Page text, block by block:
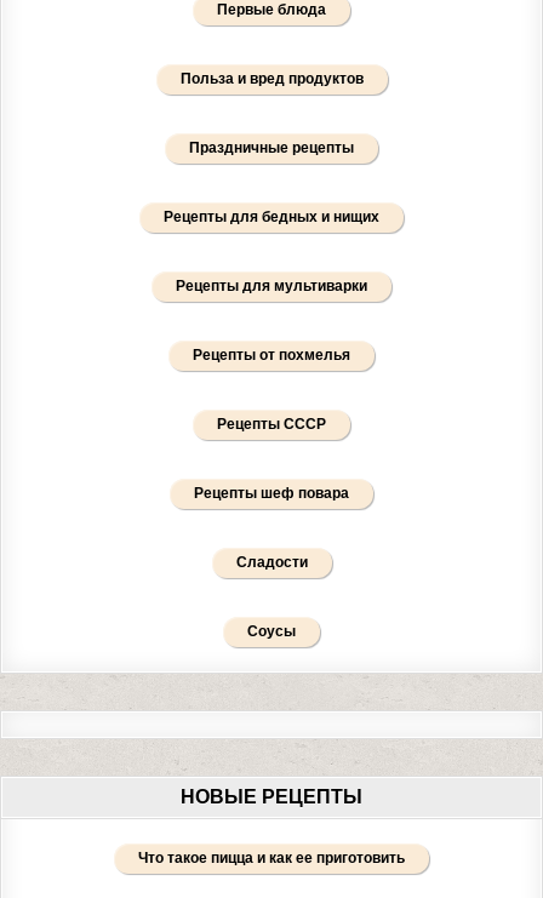
Первые блюда
Польза и вред продуктов
Праздничные рецепты
Рецепты для бедных и нищих
Рецепты для мультиварки
Рецепты от похмелья
Рецепты СССР
Рецепты шеф повара
Сладости
Соусы
НОВЫЕ РЕЦЕПТЫ
Что такое пицца и как ее приготовить